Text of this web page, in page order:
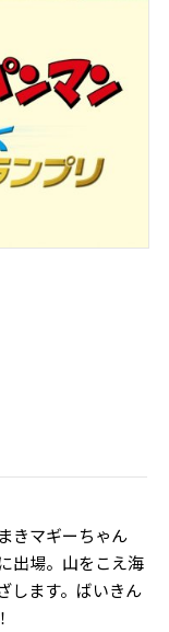
きマギーちゃん
出場。山をこえ海
します。ばいきん